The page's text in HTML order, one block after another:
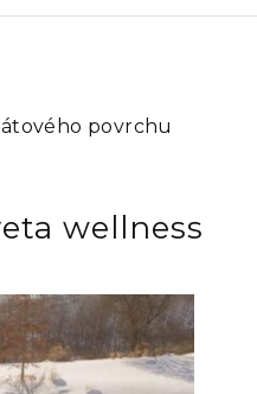
povrchu
wellness